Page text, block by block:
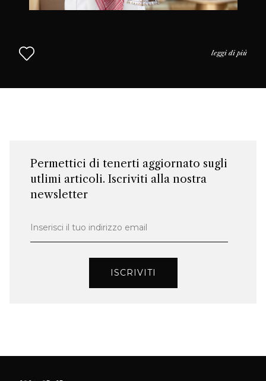
leggi di più
Permettici di tenerti aggiornato sugli
utlimi articoli. Iscriviti alla nostra
newsletter
Inserisci il tuo indirizzo email
ISCRIVITI